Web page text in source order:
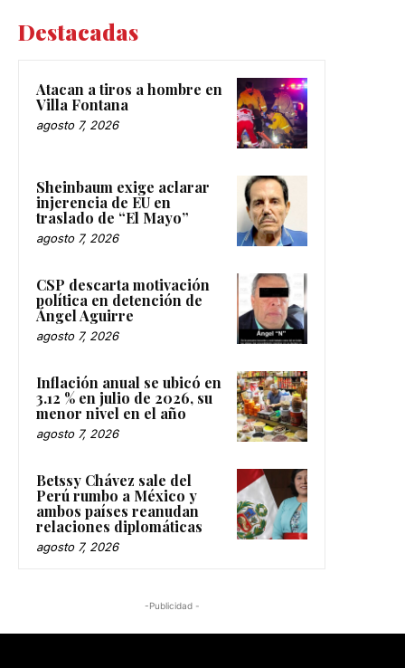
Destacadas
Atacan a tiros a hombre en
Villa Fontana
agosto 7, 2026
Sheinbaum exige aclarar
injerencia de EU en
traslado de “El Mayo”
agosto 7, 2026
CSP descarta motivación
política en detención de
Ángel Aguirre
agosto 7, 2026
Inflación anual se ubicó en
3.12 % en julio de 2026, su
menor nivel en el año
agosto 7, 2026
Betssy Chávez sale del
Perú rumbo a México y
ambos países reanudan
relaciones diplomáticas
agosto 7, 2026
-Publicidad -